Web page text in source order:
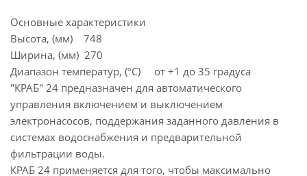
Основные характеристики
Высота, (мм) 748
Ширина, (мм) 270
Диапазон температур, (ºC) от +1 до 35 градуса
"КРАБ" 24 предназначен для автоматического
управления включением и выключением
электронасосов, поддержания заданного давления в
системах водоснабжения и предварительной
фильтрации воды.
КРАБ 24 применяется для того, чтобы максимально